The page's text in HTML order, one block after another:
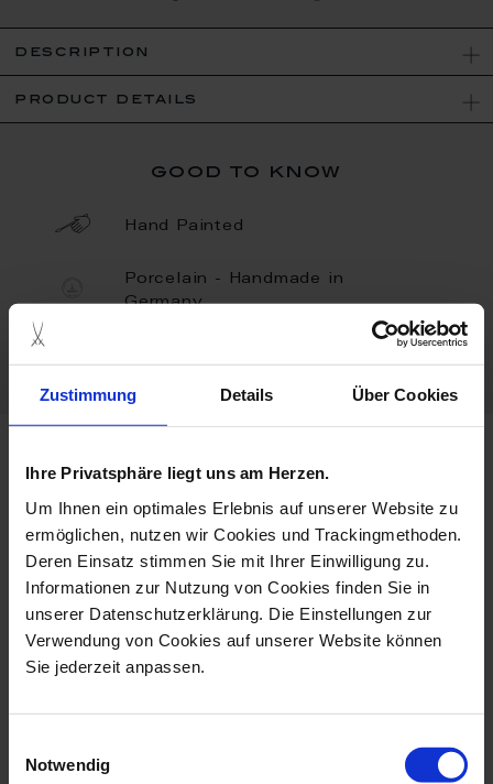
Zustimmung Details Über Cookies
Ihre Privatsphäre liegt uns am Herzen.
Um Ihnen ein optimales Erlebnis auf unserer Website zu
ermöglichen, nutzen wir Cookies und Trackingmethoden.
Deren Einsatz stimmen Sie mit Ihrer Einwilligung zu.
Informationen zur Nutzung von Cookies finden Sie in
unserer Datenschutzerklärung. Die Einstellungen zur
Verwendung von Cookies auf unserer Website können
Sie jederzeit anpassen.
Notwendig
description
product details
good to know
Hand Painted
Porcelain - Handmade in
Germany
masterworks collection